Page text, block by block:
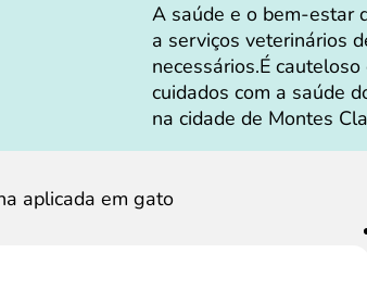
A saúde e o bem-estar
a serviços veterinários
necessários.É
cuidados com a saúde
na cidade de Montes